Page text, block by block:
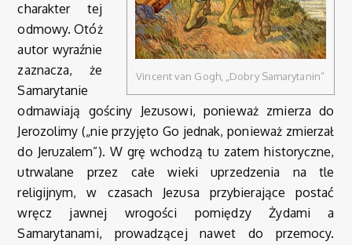
Vincent van Gogh, „Dobry Samarytanin”
charakter tej
odmowy. Otóż
autor wyraźnie
zaznacza, że
Samarytanie
odmawiają gościny Jezusowi, ponieważ zmierza do
Jerozolimy („nie przyjęto Go jednak, ponieważ zmierzał
do Jeruzalem”). W grę wchodzą tu zatem historyczne,
utrwalane przez całe wieki uprzedzenia na tle
religijnym, w czasach Jezusa przybierające postać
wręcz jawnej wrogości pomiędzy Żydami a
Samarytanami, prowadzącej nawet do przemocy.